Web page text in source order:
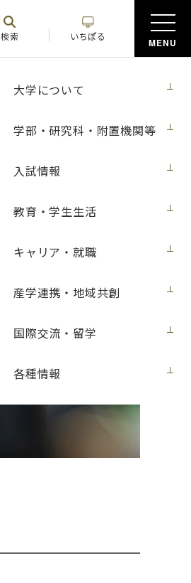
大学について
学部・研究科・附置機関等
入試情報
教育・学生生活
キャリア・就職
産学連携・地域共創
国際交流・留学
各種情報
検索 いちぽる
MENU